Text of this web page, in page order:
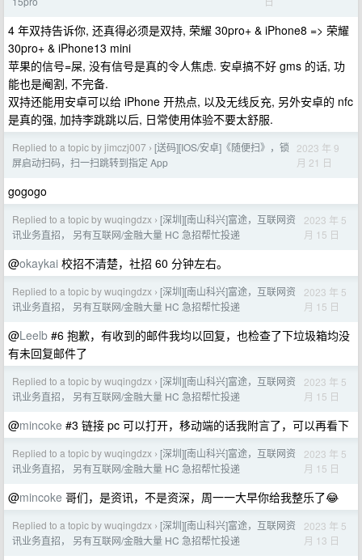
4 年双持告诉你, 还真得必须是双持, 荣耀 30pro+ & iPhone8 => 荣耀
30pro+ & iPhone13 mini
苹果的信号=屎, 没有信号是真的令人焦虑. 安卓搞不好 gms 的话, 功
能也是阉割, 不完备.
双持还能用安卓可以给 iPhone 开热点, 以及无线反充, 另外安卓的 nfc
是真的强, 加持李跳跳以后, 日常使用体验不要太舒服.
Replied to a topic by jimczj007 › [送码][IOS/安卓]《随便扫》，锁
屏启动扫码，扫一扫跳转到指定 App
2023 年 9
月 21 日
gogogo
Replied to a topic by wuqingdzx › [深圳][南山科兴]富途，互联网资
讯业务直招， 另有互联网/金融大量 HC 急招帮忙投递
2023 年 5
月 15 日
@okaykai 校招不清楚，社招 60 分钟左右。
Replied to a topic by wuqingdzx › [深圳][南山科兴]富途，互联网资
讯业务直招， 另有互联网/金融大量 HC 急招帮忙投递
2023 年 5
月 15 日
@Leelb #6 抱歉，有收到的邮件我均以回复，也检查了下垃圾箱均没
有未回复邮件了
Replied to a topic by wuqingdzx › [深圳][南山科兴]富途，互联网资
讯业务直招， 另有互联网/金融大量 HC 急招帮忙投递
2023 年 5
月 15 日
@mincoke #3 链接 pc 可以打开，移动端的话我附言了，可以再看下
Replied to a topic by wuqingdzx › [深圳][南山科兴]富途，互联网资
讯业务直招， 另有互联网/金融大量 HC 急招帮忙投递
2023 年 5
月 15 日
@mincoke 哥们，是资讯，不是资深，周一一大早你给我整乐了😂
Replied to a topic by wuqingdzx › [深圳][南山科兴]富途，互联网资
讯业务直招， 另有互联网/金融大量 HC 急招帮忙投递
2023 年 5
月 13 日